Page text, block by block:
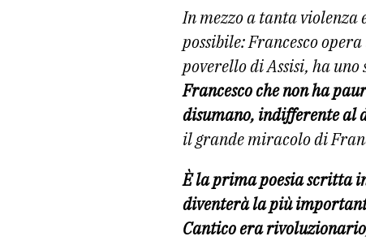
In mezzo a tanta
possibile: Francesco
poverello di Assisi, ha uno
Francesco che non ha
disumano, indifferente al
il grande miracolo di
È la prima poesia scritta
diventerà la più
Cantico era